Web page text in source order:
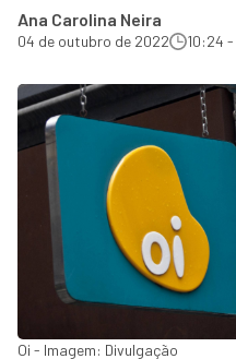
Ana Carolina Neira
04 de outubro de 2022 10:24
Oi - Imagem: Divulgação